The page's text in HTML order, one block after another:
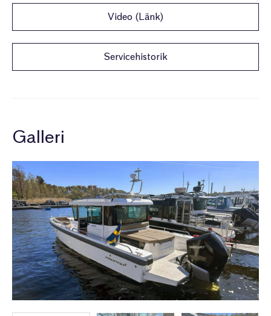
Video (Länk)
Servicehistorik
Galleri